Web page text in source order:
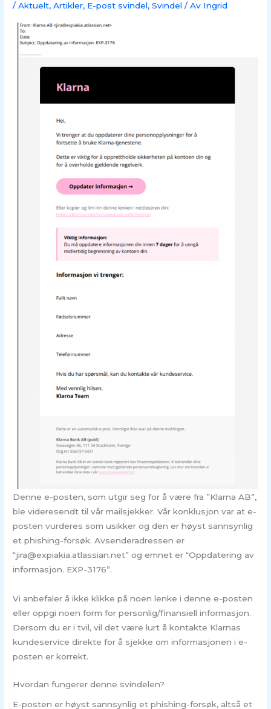
/Aktuelt,Artikler, E-post svindel,Svindel / Av Ingrid
Denne e-posten, som utgir seg for å være fra ”Klarna AB”,
ble videresendt til vår mailsjekker. Vår konklusjon var at e-
posten vurderes som usikker og den er høyst sannsynlig
et phishing-forsøk. Avsenderadressen er
“jira@expiakia.atlassian.net” og emnet er “Oppdatering av
informasjon. EXP-3176”.
Vi anbefaler å ikke klikke på noen lenke i denne e-posten
eller oppgi noen form for personlig/finansiell informasjon.
Dersom du er i tvil, vil det være lurt å kontakte Klarnas
kundeservice direkte for å sjekke om informasjonen i e-
posten er korrekt.
Hvordan fungerer denne svindelen?
E-posten er høyst sannsynlig et phishing-forsøk, altså et